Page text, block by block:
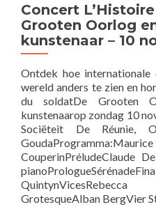
Concert
Grooten Oorlog
kunstenaar – 10
Ontdek hoe
wereld anders te zien en
du soldatDe Grooten
kunstenaarop zondag 10
Sociëteit De Réunie,
CouperinPréludeClaude
GrotesqueAlban BergVier